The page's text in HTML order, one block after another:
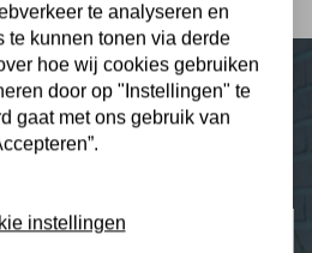
te analyseren en
te kunnen tonen via derde
hoe wij cookies gebruiken
door op "Instellingen" te
gaat met ons gebruik van
instellingen